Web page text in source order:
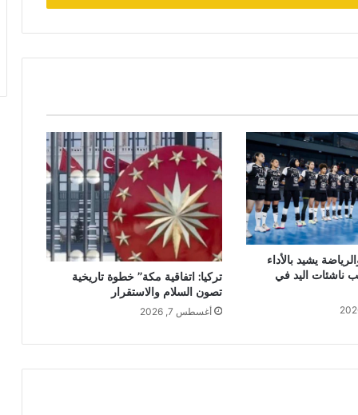
يشيد بالأداء
ناشئات اليد في
تركيا: اتفاقية مكة” خطوة تاريخية
تصون السلام والاستقرار
أغسطس 7, 2026